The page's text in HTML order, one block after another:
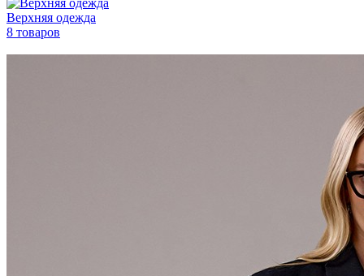
Верхняя одежда
8 товаров